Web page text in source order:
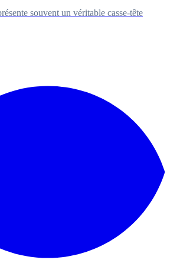
souvent un véritable casse-tête